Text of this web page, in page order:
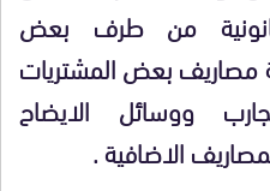
من طرف بعض
بعض المشتريات
ووسائل الايضاح
الاضافية .